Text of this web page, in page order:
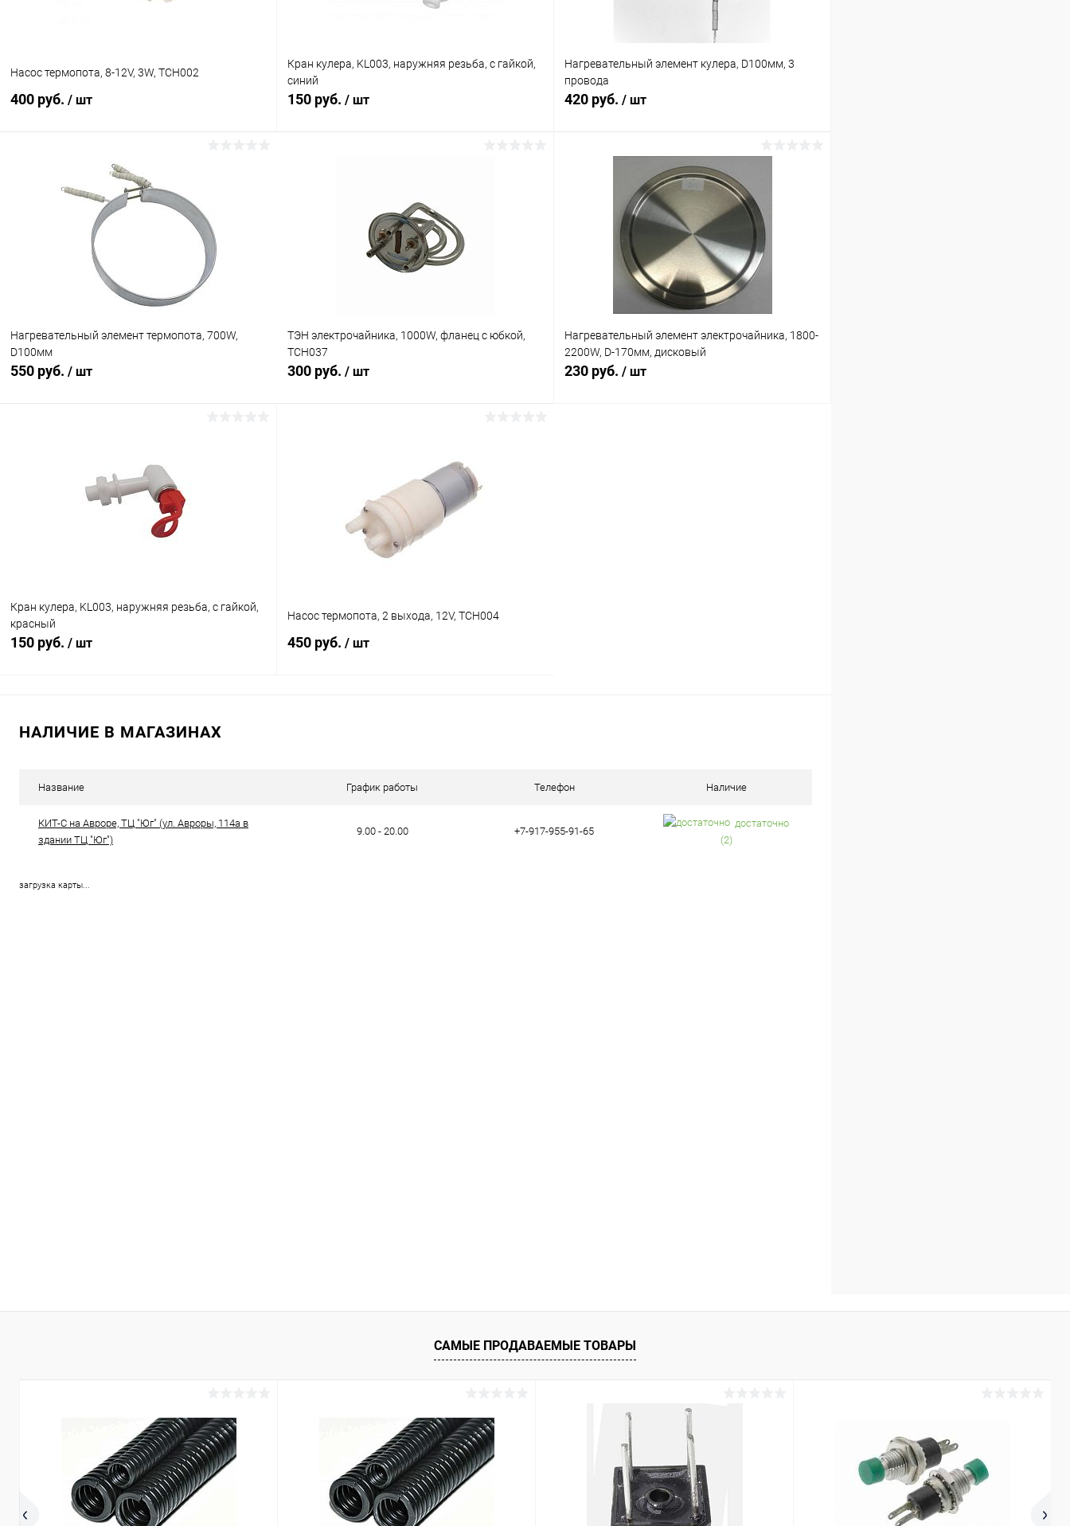
Насос термопота, 8-12V, 3W, TCH002
400 руб. / шт
В корзину
В наличии (5)
Кран кулера, KL003, наружняя резьба, с гайкой,
синий
150 руб. / шт
В наличии (7)
Нагревательный элемент кулера, D100мм, 3
провода
420 руб. / шт
В корзину
Сравнение
В избранное В наличии (1)
Нагревательный элемент термопота, 700W,
D100мм
550 руб. / шт
В наличии (1)
ТЭН электрочайника, 1000W, фланец с юбкой,
TCH037
300 руб. / шт
В наличии (2)
Нагревательный элемент электрочайника, 1800-
2200W, D-170мм, дисковый
230 руб. / шт
Кран кулера, KL003, наружняя резьба, с гайкой,
красный
150 руб. / шт
Насос термопота, 2 выхода, 12V, TCH004
450 руб. / шт
НАЛИЧИЕ В МАГАЗИНАХ
Название График работы Телефон Наличие
КИТ-С на Авроре, ТЦ "Юг" (ул. Авроры, 114а в
здании ТЦ "Юг")
9.00 - 20.00 +7-917-955-91-65
достаточно
(2)
загрузка карты...
САМЫЕ ПРОДАВАЕМЫЕ ТОВАРЫ